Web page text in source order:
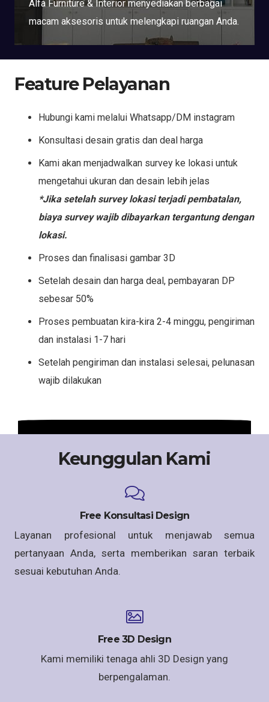
Alfa Furniture & Interior menyediakan berbagai
macam aksesoris untuk melengkapi ruangan Anda.
Feature Pelayanan
Hubungi kami melalui Whatsapp/DM instagram
Konsultasi desain gratis dan deal harga
Kami akan menjadwalkan survey ke lokasi untuk
mengetahui ukuran dan desain lebih jelas
*Jika setelah survey lokasi terjadi pembatalan,
biaya survey wajib dibayarkan tergantung dengan
lokasi.
Proses dan finalisasi gambar 3D
Setelah desain dan harga deal, pembayaran DP
sebesar 50%
Proses pembuatan kira-kira 2-4 minggu, pengiriman
dan instalasi 1-7 hari
Setelah pengiriman dan instalasi selesai, pelunasan
wajib dilakukan
Keunggulan Kami
Free Konsultasi Design
Layanan profesional untuk menjawab semua
pertanyaan Anda, serta memberikan saran terbaik
sesuai kebutuhan Anda.
Free 3D Design
Kami memiliki tenaga ahli 3D Design yang
berpengalaman.